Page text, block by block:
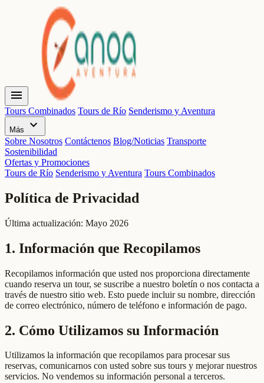
menu
Tours Combinados Tours de Río Senderismo y Aventura
Más expand_more
Sobre Nosotros Contáctenos Blog/Noticias Transporte
Sostenibilidad
Ofertas y Promociones
Tours de Río Senderismo y Aventura Tours Combinados
Política de Privacidad
Última actualización: Mayo 2026
1. Información que Recopilamos
Recopilamos información que usted nos proporciona directamente
cuando reserva un tour, se suscribe a nuestro boletín o nos contacta a
través de nuestro sitio web. Esto puede incluir su nombre, dirección
de correo electrónico, número de teléfono e información de pago.
2. Cómo Utilizamos su Información
Utilizamos la información que recopilamos para procesar sus
reservas, comunicarnos con usted sobre sus tours y mejorar nuestros
servicios. No vendemos su información personal a terceros.